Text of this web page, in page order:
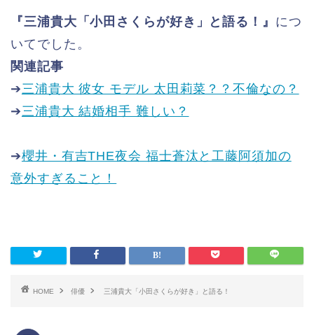
『三浦貴大「小田さくらが好き」と語る！』 につ
いてでした。
関連記事
➔三浦貴大 彼女 モデル 太田莉菜？？不倫なの？
➔三浦貴大 結婚相手 難しい？
➔櫻井・有吉THE夜会 福士蒼汰と工藤阿須加の
意外すぎること！
HOME 俳優 三浦貴大「小田さくらが好き」と語る！